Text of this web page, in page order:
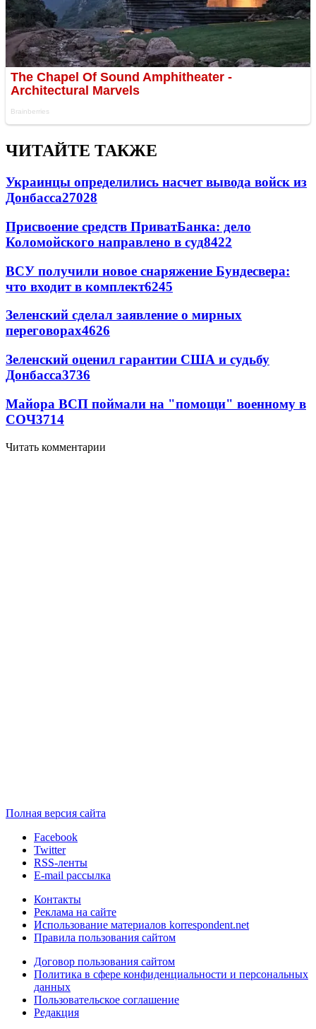
ЧИТАЙТЕ ТАКЖЕ
Украинцы определились насчет вывода войск из
Донбасса27028
Присвоение средств ПриватБанка: дело
Коломойского направлено в суд8422
ВСУ получили новое снаряжение Бундесвера:
что входит в комплект6245
Зеленский сделал заявление о мирных
переговорах4626
Зеленский оценил гарантии США и судьбу
Донбасса3736
Майора ВСП поймали на "помощи" военному в
СОЧ3714
Читать комментарии
Полная версия сайта
Facebook
Twitter
RSS-ленты
E-mail рассылка
Контакты
Реклама на сайте
Использование материалов korrespondent.net
Правила пользования сайтом
Договор пользования сайтом
Политика в сфере конфиденциальности и персональных
данных
Пользовательское соглашение
Редакция